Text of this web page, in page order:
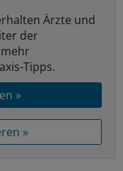
Ärzte und
der
Tipps.
»
»